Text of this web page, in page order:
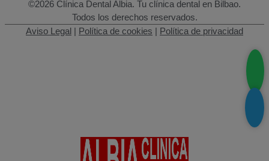
©2026 Clínica Dental Albia. Tu clínica dental en Bilbao.
Todos los derechos reservados.
Aviso Legal | Política de cookies | Política de privacidad